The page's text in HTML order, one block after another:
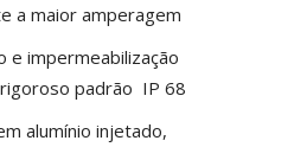
a maior amperagem
e impermeabilização
padrão IP 68
alumínio injetado,